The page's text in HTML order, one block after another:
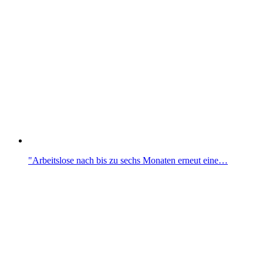
"Arbeitslose nach bis zu sechs Monaten erneut eine…